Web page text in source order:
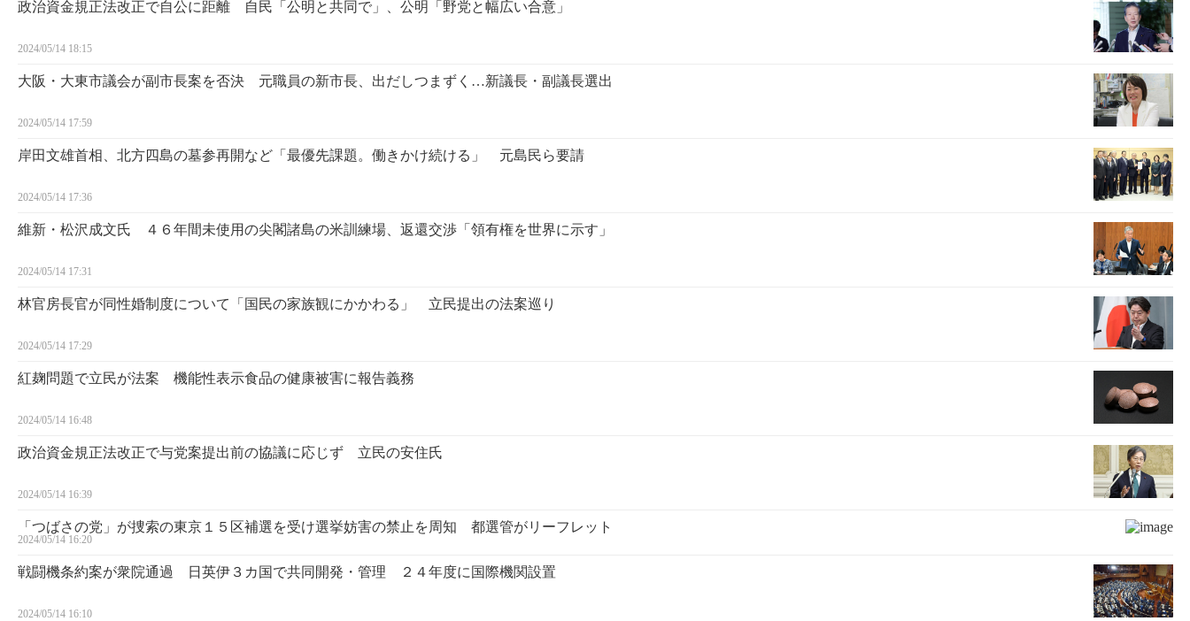
政治資金規正法改正で自公に距離 自民「公明と共同で」、公明「野党と幅広い合意」
2024/05/14 18:15
大阪・大東市議会が副市長案を否決 元職員の新市長、出だしつまずく…新議長・副議長選出
2024/05/14 17:59
岸田文雄首相、北方四島の墓参再開など「最優先課題。働きかけ続ける」 元島民ら要請
2024/05/14 17:36
維新・松沢成文氏 ４６年間未使用の尖閣諸島の米訓練場、返還交渉「領有権を世界に示す」
2024/05/14 17:31
林官房長官が同性婚制度について「国民の家族観にかかわる」 立民提出の法案巡り
2024/05/14 17:29
紅麹問題で立民が法案 機能性表示食品の健康被害に報告義務
2024/05/14 16:48
政治資金規正法改正で与党案提出前の協議に応じず 立民の安住氏
2024/05/14 16:39
「つばさの党」が捜索の東京１５区補選を受け選挙妨害の禁止を周知 都選管がリーフレット
2024/05/14 16:20
戦闘機条約案が衆院通過 日英伊３カ国で共同開発・管理 ２４年度に国際機関設置
2024/05/14 16:10